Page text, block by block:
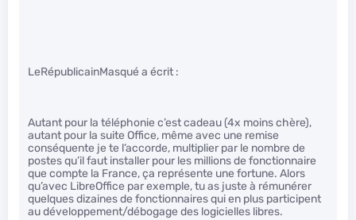
LeRépublicainMasqué a écrit :
Autant pour la téléphonie c’est cadeau (4x moins chère),
autant pour la suite Office, même avec une remise
conséquente je te l’accorde, multiplier par le nombre de
postes qu’il faut installer pour les millions de fonctionnaire
que compte la France, ça représente une fortune. Alors
qu’avec LibreOffice par exemple, tu as juste à rémunérer
quelques dizaines de fonctionnaires qui en plus participent
au développement/débogage des logicielles libres.